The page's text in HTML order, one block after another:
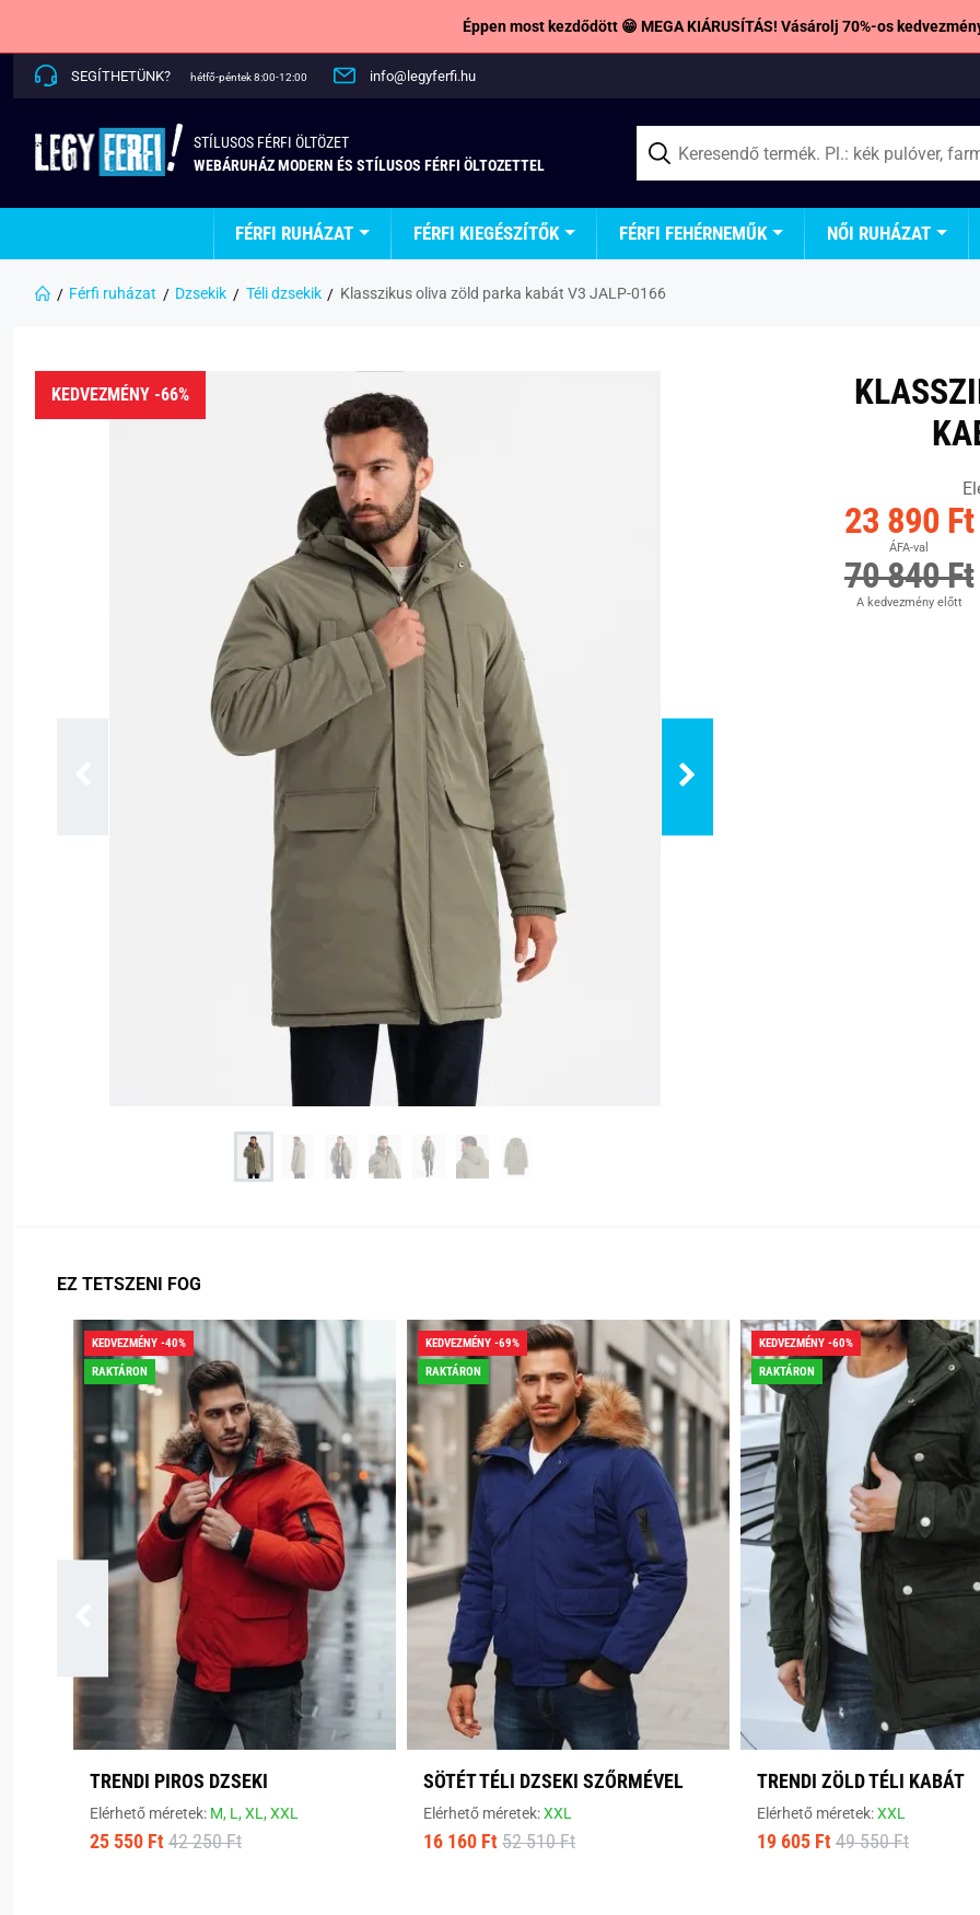
Éppen most kezdődött 😁 MEGA KIÁRUSÍTÁS! Vásárolj 70%-os
SEGÍTHETÜNK? hétfő-péntek 8:00-12:00 info@legyferfi.hu
STÍLUSOS FÉRFI ÖLTÖZET
WEBÁRUHÁZ MODERN ÉS STÍLUSOS FÉRFI ÖLTOZETTEL
FÉRFI RUHÁZAT FÉRFI KIEGÉSZÍTŐK FÉRFI FEHÉRNEMŰK NŐI RUHÁZAT
Férfi ruházat Dzsekik Téli dzsekik Klasszikus oliva zöld parka kabát V3 JALP-0166
KEDVEZMÉNY -66%
23 890 Ft
ÁFA-val
70 840 Ft
A kedvezmény előtt
EZ TETSZENI FOG
KEDVEZMÉNY -40%
RAKTÁRON
TRENDI PIROS DZSEKI
Elérhető méretek: M, L,XL,XXL
25 550 Ft 42 250 Ft
KEDVEZMÉNY -69%
RAKTÁRON
SÖTÉT TÉLI DZSEKI SZŐRMÉVEL
Elérhető méretek:XXL
16 160 Ft 52 510 Ft
KEDVEZMÉNY -60%
RAKTÁRON
TRENDI ZÖLD TÉLI KABÁT
Elérhető méretek:XXL
19 605 Ft 49 550 Ft